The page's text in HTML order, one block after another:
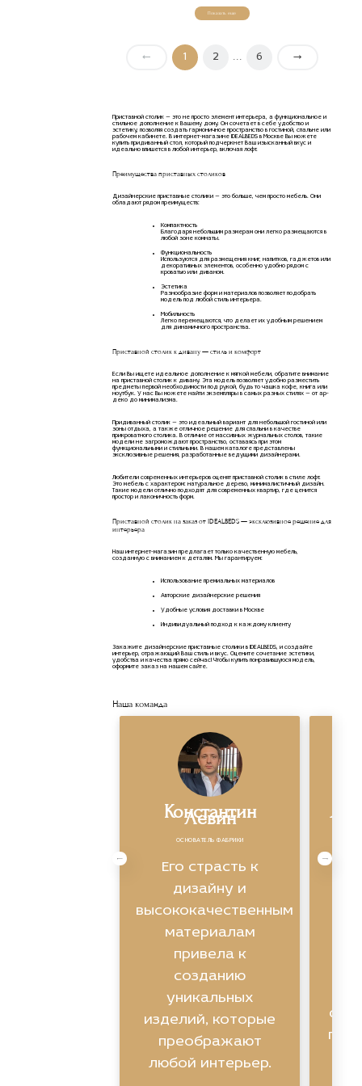
Показать еще
← 1 2 . . . 6 →
Приставной столик — это не просто элемент интерьера, а функциональное и
стильное дополнение к Вашему дому. Он сочетает в себе удобство и
эстетику, позволяя создать гармоничное пространство в гостиной, спальне или
рабочем кабинете. В интернет-магазине IDEALBEDS в Москве Вы можете
купить придиванный стол, который подчеркнет Ваш изысканный вкус и
идеально впишется в любой интерьер, включая лофт.
Преимущества приставных столиков
Дизайнерские приставные столики — это больше, чем просто мебель. Они
обладают рядом преимуществ:
Компактность
Благодаря небольшим размерам они легко размещаются в
любой зоне комнаты.
Функциональность
Используются для размещения книг, напитков, гаджетов или
декоративных элементов, особенно удобно рядом с
кроватью или диваном.
Эстетика
Разнообразие форм и материалов позволяет подобрать
модель под любой стиль интерьера.
Мобильность
Легко перемещаются, что делает их удобным решением
для динамичного пространства.
Приставной столик к дивану — стиль и комфорт
Если Вы ищете идеальное дополнение к мягкой мебели, обратите внимание
на приставной столик к дивану. Эта модель позволяет удобно разместить
предметы первой необходимости под рукой, будь то чашка кофе, книга или
ноутбук. У нас Вы можете найти экземпляры в самых разных стилях — от ар-
деко до минимализма.
Придиванный столик — это идеальный вариант для небольшой гостиной или
зоны отдыха, а также отличное решение для спальни в качестве
прикроватного столика. В отличие от массивных журнальных столов, такие
модели не загромождают пространство, оставаясь при этом
функциональными и стильными. В нашем каталоге представлены
эксклюзивные решения, разработанные ведущими дизайнерами.
Любители современных интерьеров оценят приставной столик в стиле лофт.
Это мебель с характером: натуральное дерево, минималистичный дизайн.
Такие модели отлично подходят для современных квартир, где ценится
простор и лаконичность форм.
Приставной столик на заказ от IDEALBEDS — эксклюзивное решение для
интерьера
Наш интернет-магазин предлагает только качественную мебель,
созданную с вниманием к деталям. Мы гарантируем:
Использование премиальных материалов
Авторские дизайнерские решения
Удобные условия доставки в Москве
Индивидуальный подход к каждому клиенту
Закажите дизайнерские приставные столики в IDEALBEDS, и создайте
интерьер, отражающий Ваш стиль и вкус. Оцените сочетание эстетики,
удобства и качества прямо сейчас! Чтобы купить понравившуюся модель,
оформите заказ на нашем сайте.
Наша команда
Константин
Левин
ОСНОВАТЕЛЬ ФАБРИКИ
Его страсть к
дизайну и
высококачественным
материалам
привела к
созданию
уникальных
изделий, которые
преображают
любой интерьер.